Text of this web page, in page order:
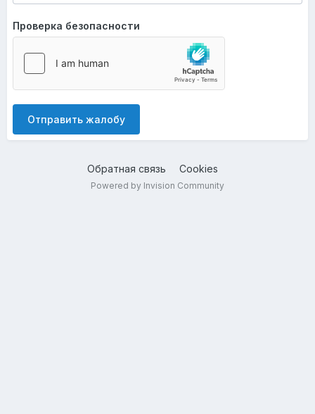
Проверка безопасности
Отправить жалобу
Обратная связь Cookies
Powered by Invision Community